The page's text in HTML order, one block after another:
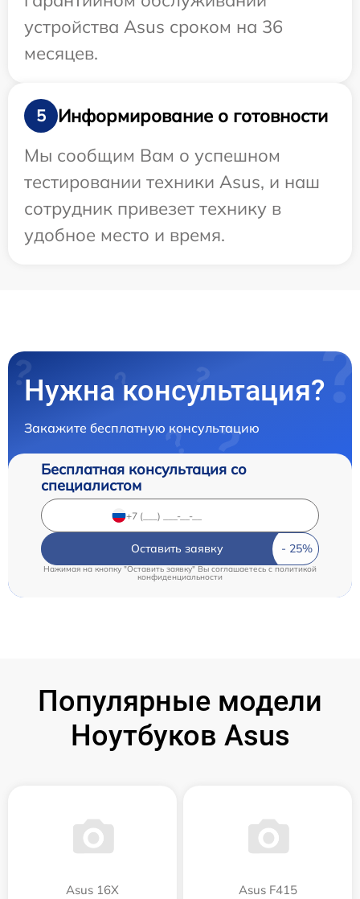
устройства Asus сроком на 36
месяцев.
5
Информирование о готовности
Мы сообщим Вам о успешном
тестировании техники Asus, и наш
сотрудник привезет технику в
удобное место и время.
Нужна консультация?
Закажите бесплатную консультацию
Бесплатная консультация со
специалистом
Оставить заявку
Нажимая на кнопку "Оставить заявку" Вы соглашаетесь c политикой
конфиденциальности
Популярные модели
Ноутбуков Asus
Asus 16X Asus F415